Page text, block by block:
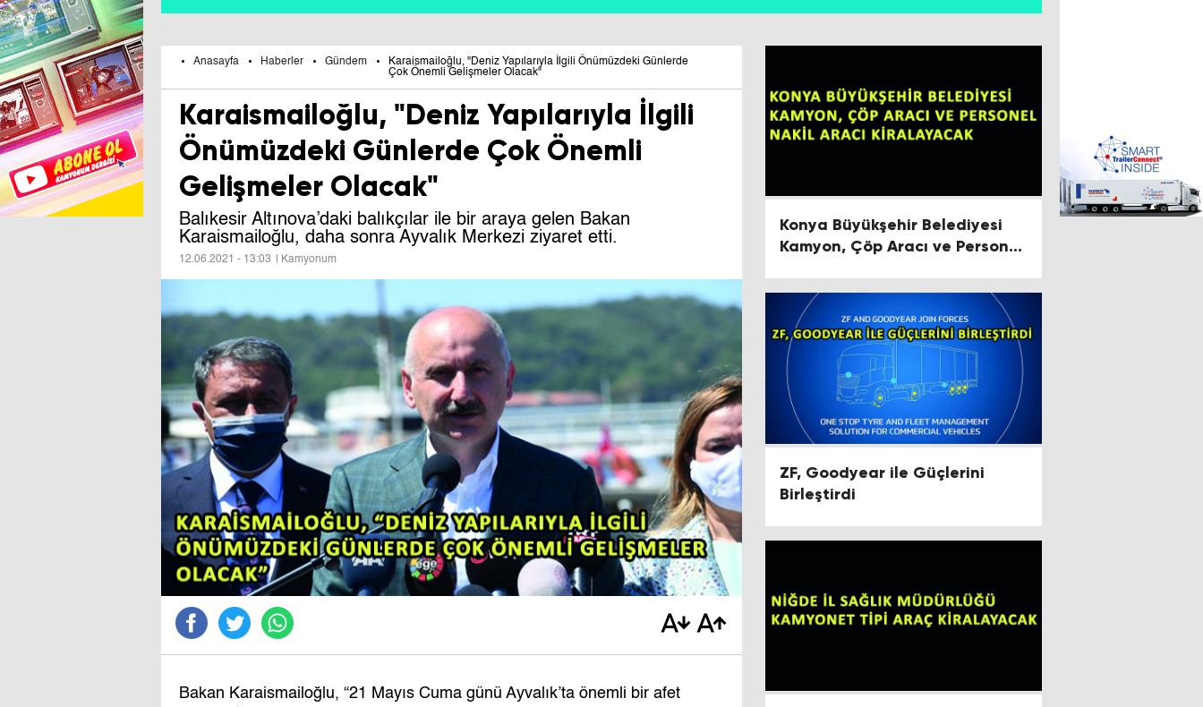
Anasayfa Haberler Gündem
Karaismailoğlu, "Deniz Yapılarıyla İlgili Önümüzdeki Günlerde
Çok Önemli Gelişmeler Olacak"
Karaismailoğlu, "Deniz Yapılarıyla İlgili
Önümüzdeki Günlerde Çok Önemli
Gelişmeler Olacak"
Balıkesir Altınova’daki balıkçılar ile bir araya gelen Bakan
Karaismailoğlu, daha sonra Ayvalık Merkezi ziyaret etti.
12.06.2021 - 13:03 | Kamyonum
Bakan Karaismailoğlu, “21 Mayıs Cuma günü Ayvalık’ta önemli bir afet
Konya Büyükşehir Belediyesi
Kamyon, Çöp Aracı ve Personel
ZF, Goodyear ile Güçlerini
Birleştirdi